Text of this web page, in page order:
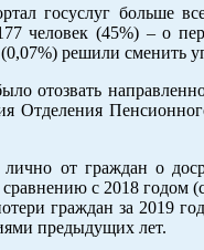
госуслуг больше
человек (45%) – о
решили
отозвать
Отделения
от граждан о
с 2018 годом
граждан за 2019
предыдущих лет.